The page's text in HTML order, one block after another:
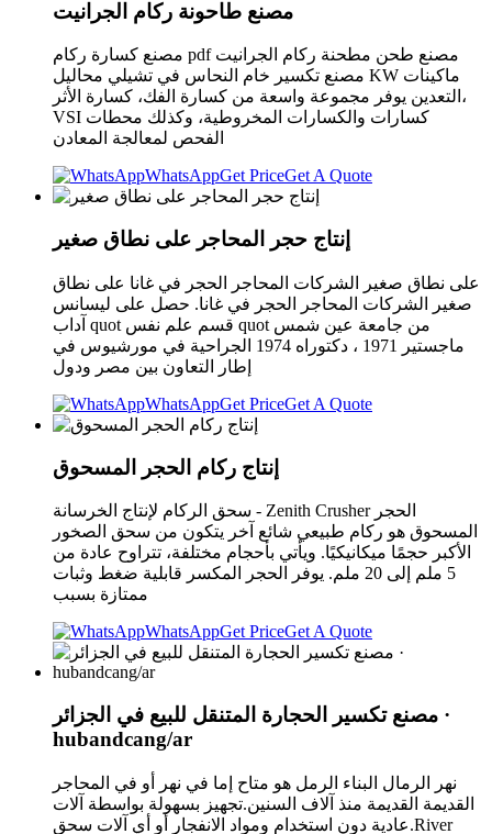
مصنع طاحونة ركام الجرانيت
مصنع كسارة ركام pdf مصنع طحن مطحنة ركام الجرانيت
مصنع تكسير خام النحاس في تشيلي محاليل KW ماكينات
التعدين يوفر مجموعة واسعة من كسارة الفك، كسارة الأثر،
VSI كسارات والكسارات المخروطية، وكذلك محطات
الفحص لمعالجة المعادن
WhatsAppGet PriceGet A Quote
إنتاج حجر المحاجر على نطاق صغير
على نطاق صغير الشركات المحاجر الحجر في غانا على نطاق
صغير الشركات المحاجر الحجر في غانا. حصل على ليسانس
آداب quot قسم علم نفس quot من جامعة عين شمس
ماجستير 1971 ، دكتوراه 1974 الجراحية في مورشيوس في
إطار التعاون بين مصر ودول
WhatsAppGet PriceGet A Quote
إنتاج ركام الحجر المسحوق
سحق الركام لإنتاج الخرسانة - Zenith Crusher الحجر
المسحوق هو ركام طبيعي شائع آخر يتكون من سحق الصخور
الأكبر حجمًا ميكانيكيًا. ويأتي بأحجام مختلفة، تتراوح عادة من
5 ملم إلى 20 ملم. يوفر الحجر المكسر قابلية ضغط وثبات
ممتازة بسبب
WhatsAppGet PriceGet A Quote
مصنع تكسير الحجارة المتنقل للبيع في الجزائر ·
hubandcang/ar
نهر الرمال البناء الرمل هو متاح إما في نهر أو في المحاجر
القديمة القديمة منذ آلاف السنين.تجهيز بسهولة بواسطة آلات
عادية دون استخدام ومواد الانفجار أو أي آلات سحق.River